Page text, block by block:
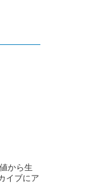
から生
イブにア